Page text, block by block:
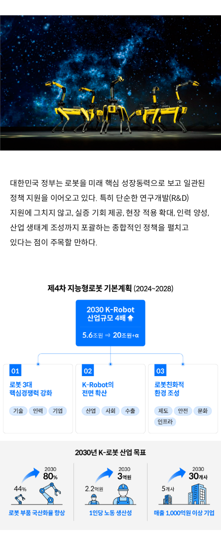
대한민국 정부는 로봇을 미래 핵심 성장동력으로 보고 일관된
정책 지원을 이어오고 있다. 특히 단순한 연구개발(R&D)
지원에 그치지 않고, 실증 기회 제공, 현장 적용 확대, 인력 양성,
산업 생태계 조성까지 포괄하는 종합적인 정책을 펼치고
있다는 점이 주목할 만하다.